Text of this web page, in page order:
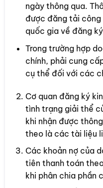
ngày thông qua.
được đăng tải công
quốc gia về đăng
Trong trường hợp
chính, phải cung
cụ thể đối với các
Cơ quan đăng ký
tình trạng giải thể
khi nhận được
theo là các tài liệu
Các khoản nợ của
tiên thanh toán
khi phân chia phần